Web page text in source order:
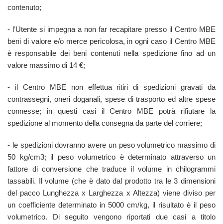
contenuto;
- l’Utente si impegna a non far recapitare presso il Centro MBE
beni di valore e/o merce pericolosa, in ogni caso il Centro MBE
è responsabile dei beni contenuti nella spedizione fino ad un
valore massimo di 14 €;
- il Centro MBE non effettua ritiri di spedizioni gravati da
contrassegni, oneri doganali, spese di trasporto ed altre spese
connesse; in questi casi il Centro MBE potrà rifiutare la
spedizione al momento della consegna da parte del corriere;
- le spedizioni dovranno avere un peso volumetrico massimo di
50 kg/cm3; il peso volumetrico è determinato attraverso un
fattore di conversione che traduce il volume in chilogrammi
tassabili. Il volume (che è dato dal prodotto tra le 3 dimensioni
del pacco Lunghezza x Larghezza x Altezza) viene diviso per
un coefficiente determinato in 5000 cm/kg, il risultato è il peso
volumetrico. Di seguito vengono riportati due casi a titolo